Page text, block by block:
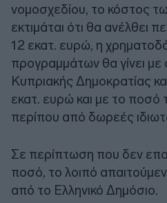
νομοσχεδίου, το κόστος
εκτιμάται ότι θα ανέλθει
12 εκατ. ευρώ, η
προγραμμάτων θα γίνει
Κυπριακής Δημοκρατίας
εκατ. ευρώ και με το ποσό
περίπου από δωρεές
Σε περίπτωση που δεν
ποσό, το λοιπό
από το Ελληνικό Δημόσιο.